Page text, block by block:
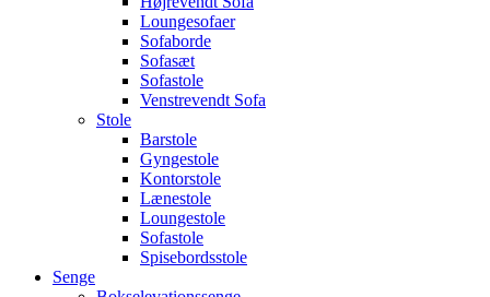
Loungesofaer
Sofaborde
Sofasæt
Sofastole
Venstrevendt Sofa
Stole
Barstole
Gyngestole
Kontorstole
Lænestole
Loungestole
Sofastole
Spisebordsstole
Senge